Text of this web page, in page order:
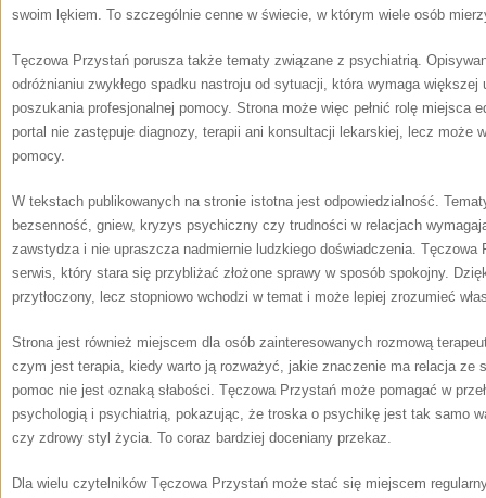
swoim lękiem. To szczególnie cenne w świecie, w którym wiele osób
Tęczowa Przystań porusza także tematy związane z psychiatrią.
odróżnianiu zwykłego spadku nastroju od sytuacji, która wymaga
poszukania profesjonalnej pomocy. Strona może więc pełnić rolę miejsca
portal nie zastępuje diagnozy, terapii ani konsultacji lekarskiej, lecz może
pomocy.
W tekstach publikowanych na stronie istotna jest odpowiedzialność.
bezsenność, gniew, kryzys psychiczny czy trudności w relacjach
zawstydza i nie upraszcza nadmiernie ludzkiego doświadczenia.
serwis, który stara się przybliżać złożone sprawy w sposób spokojny.
przytłoczony, lecz stopniowo wchodzi w temat i może lepiej zrozumieć
Strona jest również miejscem dla osób zainteresowanych rozmową
czym jest terapia, kiedy warto ją rozważyć, jakie znaczenie ma relacja ze
pomoc nie jest oznaką słabości. Tęczowa Przystań może pomagać w
psychologią i psychiatrią, pokazując, że troska o psychikę jest tak samo
czy zdrowy styl życia. To coraz bardziej doceniany przekaz.
Dla wielu czytelników Tęczowa Przystań może stać się miejscem